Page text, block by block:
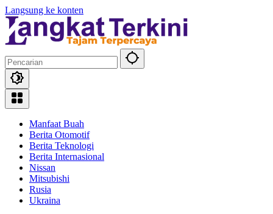
Langsung ke konten
Manfaat Buah
Berita Otomotif
Berita Teknologi
Berita Internasional
Nissan
Mitsubishi
Rusia
Ukraina